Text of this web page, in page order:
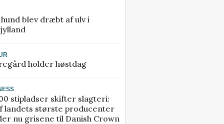
blev dræbt af ulv i
holder høstdag
stipladser skifter slagteri:
landets største producenter
nu grisene til Danish Crown